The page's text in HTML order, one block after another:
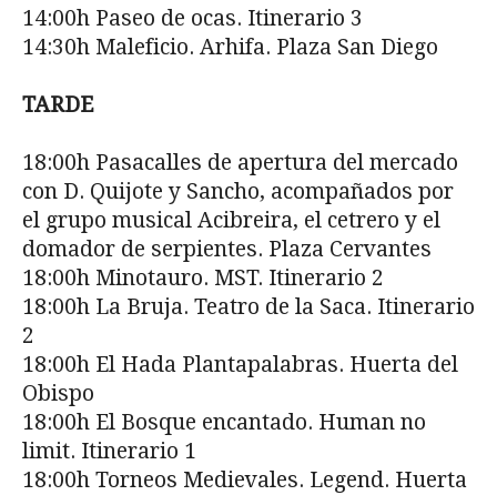
14:00h Paseo de ocas. Itinerario 3
14:30h Maleficio. Arhifa. Plaza San Diego
TARDE
18:00h Pasacalles de apertura del mercado
con D. Quijote y Sancho, acompañados por
el grupo musical Acibreira, el cetrero y el
domador de serpientes. Plaza Cervantes
18:00h Minotauro. MST. Itinerario 2
18:00h La Bruja. Teatro de la Saca. Itinerario
2
18:00h El Hada Plantapalabras. Huerta del
Obispo
18:00h El Bosque encantado. Human no
limit. Itinerario 1
18:00h Torneos Medievales. Legend. Huerta